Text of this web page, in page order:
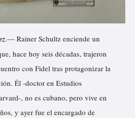
.— Rainer Schultz enciende un
hace hoy seis décadas, trajeron
con Fidel tras protagonizar la
Él -doctor en Estudios
, no es cubano, pero vive en
y ayer fue el encargado de